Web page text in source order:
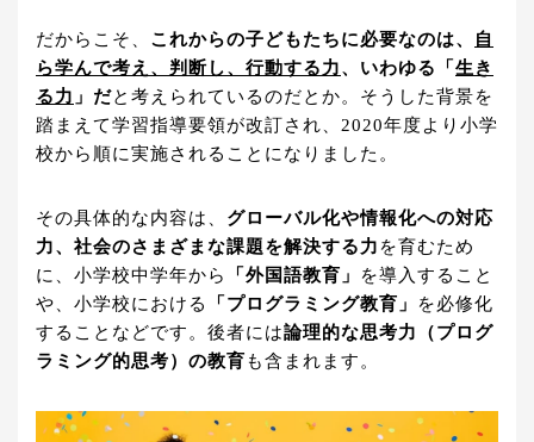
だからこそ、 これからの子どもたちに必要なのは、
自
ら学んで考え、判断し、行動する力、いわゆる「 生き
る力 」だと考えられているのだとか。そうした背景を
踏まえて学習指導要領が改訂され、2020年度より小学
校から順に実施されることになりました。
その具体的な内容は、 グローバル化や情報化への対応
力、社会のさまざまな課題を解決する力 を育むため
に、小学校中学年から
「外国語教育」
を導入すること
や、小学校における
「プログラミング教育」
を必修化
することなどです。後者には論理的な思考力（プログ
ラミング的思考）の教育も含まれます。